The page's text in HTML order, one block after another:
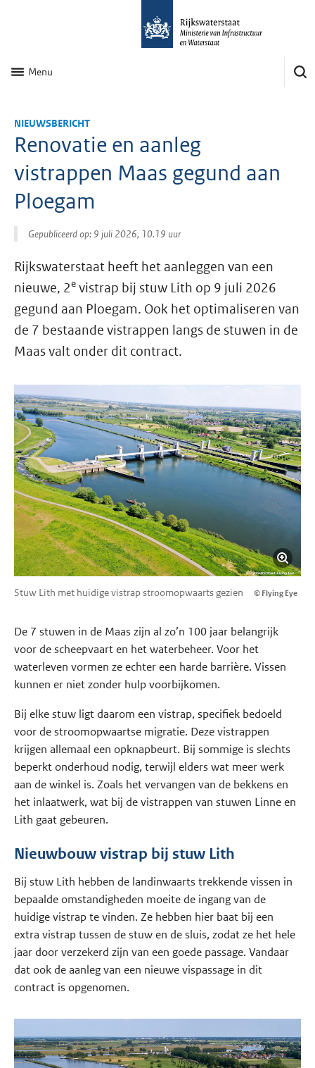
Menu
NIEUWSBERICHT
Renovatie en aanleg
vistrappen Maas gegund aan
Ploegam
Gepubliceerd op: 9 juli 2026, 10.19 uur
Rijkswaterstaat heeft het aanleggen van een
nieuwe, 2e vistrap bij stuw Lith op 9 juli 2026
gegund aan Ploegam. Ook het optimaliseren van
de 7 bestaande vistrappen langs de stuwen in de
Maas valt onder dit contract.
Stuw Lith met huidige vistrap stroomopwaarts gezien © Flying Eye
De 7 stuwen in de Maas zijn al zo’n 100 jaar belangrijk
voor de scheepvaart en het waterbeheer. Voor het
waterleven vormen ze echter een harde barrière. Vissen
kunnen er niet zonder hulp voorbijkomen.
Bij elke stuw ligt daarom een vistrap, specifiek bedoeld
voor de stroomopwaartse migratie. Deze vistrappen
krijgen allemaal een opknapbeurt. Bij sommige is slechts
beperkt onderhoud nodig, terwijl elders wat meer werk
aan de winkel is. Zoals het vervangen van de bekkens en
het inlaatwerk, wat bij de vistrappen van stuwen Linne en
Lith gaat gebeuren.
Nieuwbouw vistrap bij stuw Lith
Bij stuw Lith hebben de landinwaarts trekkende vissen in
bepaalde omstandigheden moeite de ingang van de
huidige vistrap te vinden. Ze hebben hier baat bij een
extra vistrap tussen de stuw en de sluis, zodat ze het hele
jaar door verzekerd zijn van een goede passage. Vandaar
dat ook de aanleg van een nieuwe vispassage in dit
contract is opgenomen.